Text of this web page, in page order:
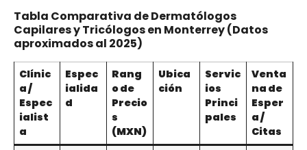
Tabla Comparativa de Dermatólogos
Capilares y Tricólogos en Monterrey (Datos
aproximados al 2025)
Clínic
a /
Espec
ialist
a
Espec
ialida
d
Rang
o de
Precio
s
(MXN)
Ubica
ción
Servic
ios
Princi
pales
Venta
na de
Esper
a /
Citas